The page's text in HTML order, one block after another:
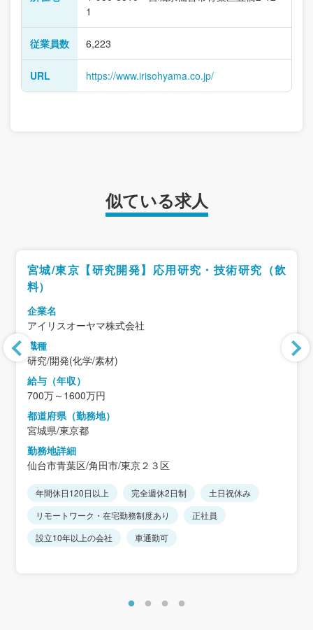
1
従業員数 6,223
URL https://www.irisohyama.co.jp/
似ている求人
宮城/東京【研究開発】応用研究・技術研究（飲
料）
企業名
アイリスオーヤマ株式会社
職種
研究/開発(化学/素材)
給与（年収）
700万～1600万円
都道府県（勤務地）
宮城県/東京都
勤務地詳細
仙台市青葉区/角田市/東京２３区
年間休日120日以上 完全週休2日制
土日祝休み
リモートワーク・在宅勤務制度あり
正社員
設立10年以上の会社
車通勤可